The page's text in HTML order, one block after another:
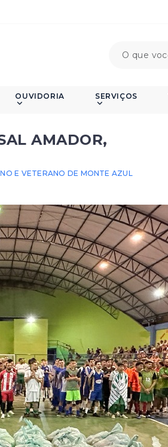
OUVIDORIA SERVIÇOS
AMADOR,
E VETERANO DE MONTE AZUL